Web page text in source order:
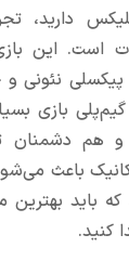
دارید،
است. این
پیکسلی نئونی
بازی
هم دشمنان
باعث
باید بهترین
کنید.